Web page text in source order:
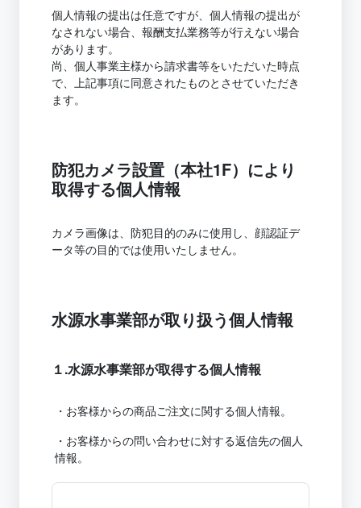
個人情報の提出は任意ですが、個人情報の提出が
なされない場合、報酬支払業務等が行えない場合
があります。
尚、個人事業主様から請求書等をいただいた時点
で、上記事項に同意されたものとさせていただき
ます。
防犯カメラ設置（本社1F）により
取得する個人情報
カメラ画像は、防犯目的のみに使用し、顔認証デ
ータ等の目的では使用いたしません。
水源水事業部が取り扱う個人情報
１.水源水事業部が取得する個人情報
・お客様からの商品ご注文に関する個人情報。
・お客様からの問い合わせに対する返信先の個人
情報。